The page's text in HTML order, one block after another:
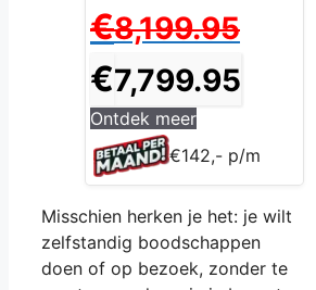
€8,199.95prijs
€8,199.95.
€7,799.95
€7,799.95.
Ontdek meer
€142,- p/m
Misschien herken je het: je wilt
zelfstandig boodschappen
doen of op bezoek, zonder te